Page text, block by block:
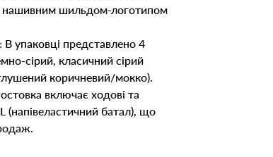
нашивним шильдом-логотипом
В упаковці представлено 4
сірий, класичний сірий
коричневий/мокко).
включає ходові та
(напівеластичний батал), що